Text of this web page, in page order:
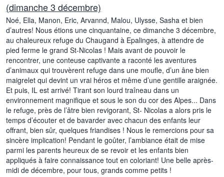
(dimanche 3 décembre)
Noé, Ella, Manon, Eric, Arvannd, Malou, Ulysse, Sasha et bien
d’autres! Nous étions une cinquantaine, ce dimanche 3 décembre,
au chaleureux refuge du Chaugand à Epalinges, à attendre de
pied ferme le grand St-Nicolas ! Mais avant de pouvoir le
rencontrer, une conteuse captivante a raconté les aventures
d’animaux qui trouvèrent refuge dans une moufle, d’un âne bien
maigrelet qui devint un vrai héros et même d’une gentille araignée.
Et puis, IL est arrivé! Tirant son lourd traîneau dans un
environnement magnifique et sous le son du cor des Alpes... Dans
le refuge, près de l’âtre bien revigorant, St- Nicolas a alors pris le
temps d’écouter et de bavarder avec chacun des enfants leur
offrant, bien sûr, quelques friandises ! Nous le remercions pour sa
sincère implication! Pendant le goûter, l’ambiance était de mise
parmi les parents heureux de se revoir et les enfants bien
appliqués à faire connaissance tout en coloriant! Une belle après-
midi de décembre, pour tous, grands comme petits !